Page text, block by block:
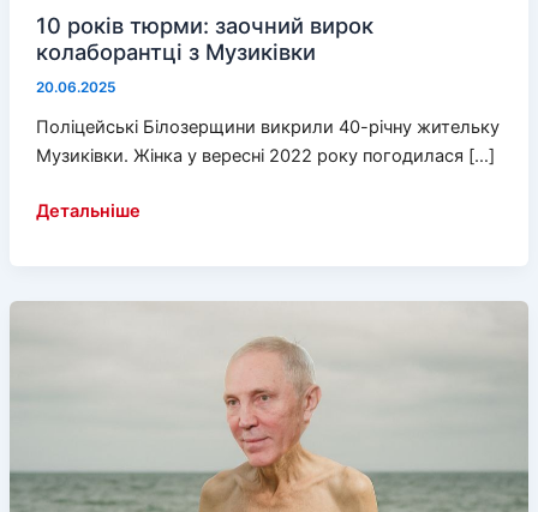
10 років тюрми: заочний вирок
колаборантці з Музиківки
20.06.2025
Поліцейські Білозерщини викрили 40-річну жительку
Музиківки. Жінка у вересні 2022 року погодилася […]
10
заочний
Детальніше